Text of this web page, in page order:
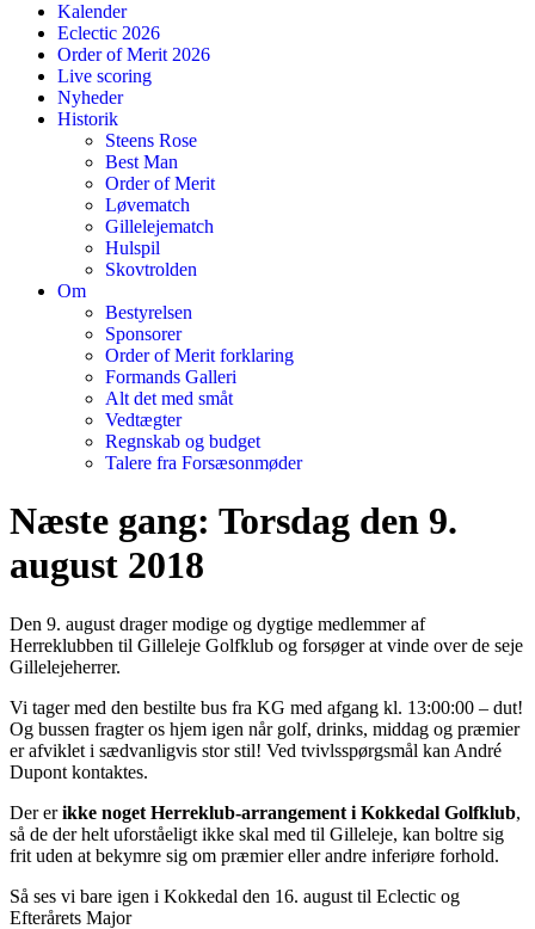
Kalender
Eclectic 2026
Order of Merit 2026
Live scoring
Nyheder
Historik
Steens Rose
Best Man
Order of Merit
Løvematch
Gillelejematch
Hulspil
Skovtrolden
Om
Bestyrelsen
Sponsorer
Order of Merit forklaring
Formands Galleri
Alt det med småt
Vedtægter
Regnskab og budget
Talere fra Forsæsonmøder
Næste gang: Torsdag den 9.
august 2018
Den 9. august drager modige og dygtige medlemmer af
Herreklubben til Gilleleje Golfklub og forsøger at vinde over de seje
Gillelejeherrer.
Vi tager med den bestilte bus fra KG med afgang kl. 13:00:00 – dut!
Og bussen fragter os hjem igen når golf, drinks, middag og præmier
er afviklet i sædvanligvis stor stil! Ved tvivlsspørgsmål kan André
Dupont kontaktes.
Der erikke noget Herreklub-arrangement i Kokkedal Golfklub,
så de der helt uforståeligt ikke skal med til Gilleleje, kan boltre sig
frit uden at bekymre sig om præmier eller andre inferiøre forhold.
Så ses vi bare igen i Kokkedal den 16. august til Eclectic og
Efterårets Major